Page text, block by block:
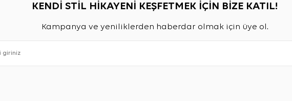
KENDİ STİL HİKAYENİ KEŞFETMEK İÇİN BİZE KATIL!
Kampanya ve yeniliklerden haberdar olmak için üye ol.